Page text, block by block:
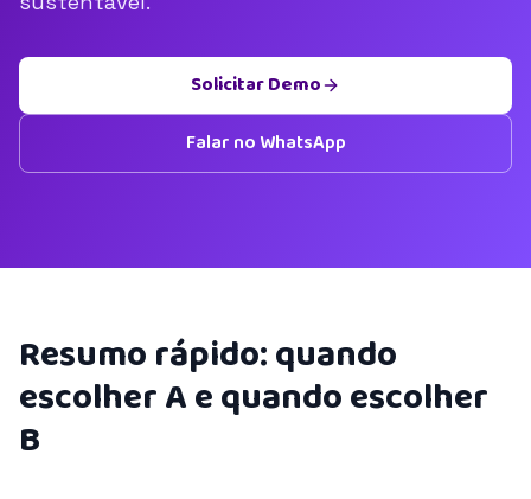
Solicitar Demo
Falar no WhatsApp
Resumo rápido: quando
escolher A e quando escolher
B